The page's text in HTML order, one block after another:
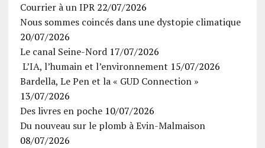
Courrier à un IPR 22/07/2026
Nous sommes coincés dans une dystopie climatique
20/07/2026
Le canal Seine-Nord 17/07/2026
L’IA, l’humain et l’environnement 15/07/2026
Bardella, Le Pen et la « GUD Connection »
13/07/2026
Des livres en poche 10/07/2026
Du nouveau sur le plomb à Evin-Malmaison
08/07/2026